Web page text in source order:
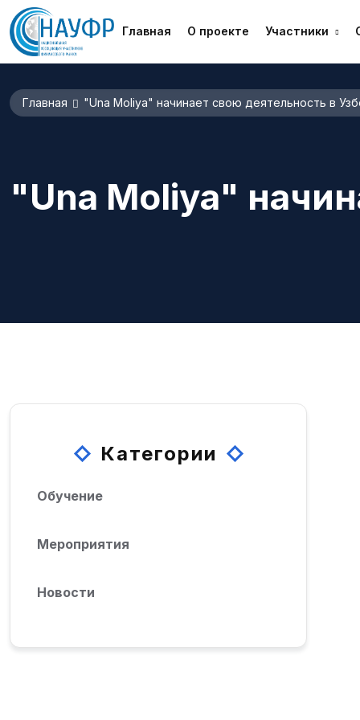
Главная О проекте Участники
Главная "Una Moliya" начинает свою деятельность в
"Una Moliya"
Категории
Обучение
Мероприятия
Новости